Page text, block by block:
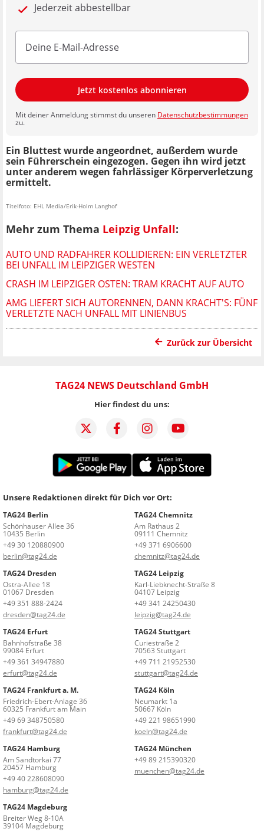
Jederzeit abbestellbar
Jetzt kostenlos abonnieren
Mit deiner Anmeldung stimmst du unseren Datenschutzbestimmungen
zu.
Ein Bluttest wurde angeordnet, außerdem wurde
sein Führerschein eingezogen. Gegen ihn wird jetzt
unter anderem wegen fahrlässiger Körperverletzung
ermittelt.
Titelfoto: EHL Media/Erik-Holm Langhof
Mehr zum Thema Leipzig Unfall:
AUTO UND RADFAHRER KOLLIDIEREN: EIN VERLETZTER
BEI UNFALL IM LEIPZIGER WESTEN
CRASH IM LEIPZIGER OSTEN: TRAM KRACHT AUF AUTO
AMG LIEFERT SICH AUTORENNEN, DANN KRACHT'S: FÜNF
VERLETZTE NACH UNFALL MIT LINIENBUS
Zurück zur Übersicht
TAG24 NEWS Deutschland GmbH
Hier findest du uns:
Unsere Redaktionen direkt für Dich vor Ort:
TAG24 Berlin
Schönhauser Allee 36
10435 Berlin
+49 30 120880900
berlin@tag24.de
TAG24 Chemnitz
Am Rathaus 2
09111 Chemnitz
+49 371 6906600
chemnitz@tag24.de
TAG24 Dresden
Ostra-Allee 18
01067 Dresden
+49 351 888-2424
dresden@tag24.de
TAG24 Leipzig
Karl-Liebknecht-Straße 8
04107 Leipzig
+49 341 24250430
leipzig@tag24.de
TAG24 Erfurt
Bahnhofstraße 38
99084 Erfurt
+49 361 34947880
erfurt@tag24.de
TAG24 Stuttgart
Curiestraße 2
70563 Stuttgart
+49 711 21952530
stuttgart@tag24.de
TAG24 Frankfurt a. M.
Friedrich-Ebert-Anlage 36
60325 Frankfurt am Main
+49 69 348750580
frankfurt@tag24.de
TAG24 Köln
Neumarkt 1a
50667 Köln
+49 221 98651990
koeln@tag24.de
TAG24 Hamburg
Am Sandtorkai 77
20457 Hamburg
+49 40 228608090
hamburg@tag24.de
TAG24 München
+49 89 215390320
muenchen@tag24.de
TAG24 Magdeburg
Breiter Weg 8-10A
39104 Magdeburg